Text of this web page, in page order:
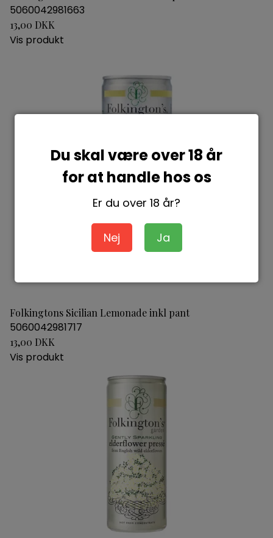
Du skal være over 18 år
for at handle hos os
Er du over 18 år?
Nej Ja
5060042981663
13,00 DKK
Vis produkt
Folkingtons Sicilian Lemonade inkl pant
5060042981717
13,00 DKK
Vis produkt